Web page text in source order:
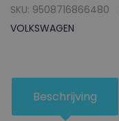
SAMTBLAU
(BASECOAT)
aantal
SKU: 9508716866480
VOLKSWAGEN
Beschrijving